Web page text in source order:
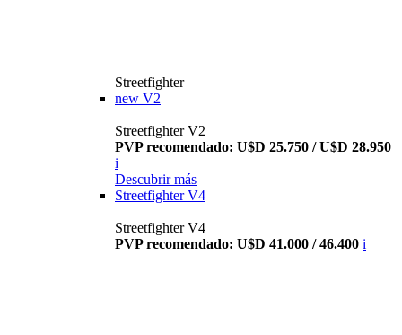
Streetfighter
new V2
Streetfighter V2
PVP recomendado: U$D 25.750 / U$D 28.950
i
Descubrir más
Streetfighter V4
Streetfighter V4
PVP recomendado: U$D 41.000 / 46.400 i